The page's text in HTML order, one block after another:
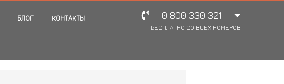
БЛОГ КОНТАКТЫ 0 800 330 321
БЕСПЛАТНО СО ВСЕХ НОМЕРОВ